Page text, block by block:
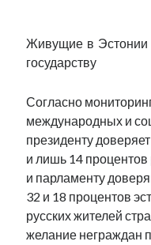
Живущие в Эстонии
государству
Согласно
международных и
президенту
и лишь 14 процентов
и парламенту
32 и 18 процентов
русских жителей
желание неграждан